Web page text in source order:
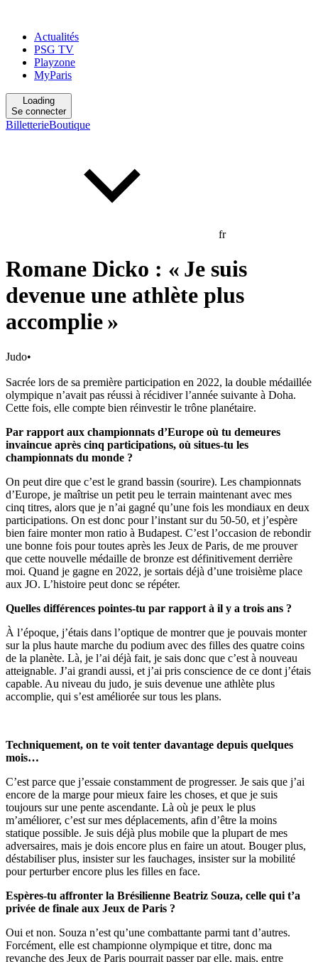
Actualités
PSG TV
Playzone
MyParis
Loading
Se connecter
BilletterieBoutique
fr
Romane Dicko : « Je suis
devenue une athlète plus
accomplie »
Judo•
Sacrée lors de sa première participation en 2022, la double médaillée
olympique n’avait pas réussi à récidiver l’année suivante à Doha.
Cette fois, elle compte bien réinvestir le trône planétaire.
Par rapport aux championnats d’Europe où tu demeures
invaincue après cinq participations, où situes-tu les
championnats du monde ?
On peut dire que c’est le grand bassin (sourire). Les championnats
d’Europe, je maîtrise un petit peu le terrain maintenant avec mes
cinq titres, alors que je n’ai gagné qu’une fois les mondiaux en deux
participations. On est donc pour l’instant sur du 50-50, et j’espère
bien faire monter mon ratio à Budapest. C’est l’occasion de rebondir
une bonne fois pour toutes après les Jeux de Paris, de me prouver
que cette nouvelle médaille de bronze est définitivement derrière
moi. Quand je gagne en 2022, je sortais déjà d’une troisième place
aux JO. L’histoire peut donc se répéter.
Quelles différences pointes-tu par rapport à il y a trois ans ?
À l’époque, j’étais dans l’optique de montrer que je pouvais monter
sur la plus haute marche du podium avec des filles des quatre coins
de la planète. Là, je l’ai déjà fait, je sais donc que c’est à nouveau
atteignable. J’ai grandi aussi, et j’ai pris conscience de ce dont j’étais
capable. Au niveau du judo, je suis devenue une athlète plus
accomplie, qui s’est améliorée sur tous les plans.
Techniquement, on te voit tenter davantage depuis quelques
mois…
C’est parce que j’essaie constamment de progresser. Je sais que j’ai
encore de la marge pour mieux faire les choses, et que je suis
toujours sur une pente ascendante. Là où je peux le plus
m’améliorer, c’est sur mes déplacements, afin d’être la moins
statique possible. Je suis déjà plus mobile que la plupart de mes
adversaires, mais je dois encore plus en faire un atout. Bouger plus,
déstabiliser plus, insister sur les fauchages, insister sur la mobilité
pour perturber encore plus les filles en face.
Espères-tu affronter la Brésilienne Beatriz Souza, celle qui t’a
privée de finale aux Jeux de Paris ?
Oui et non. Souza n’est qu’une combattante parmi tant d’autres.
Forcément, elle est championne olympique et titre, donc ma
revanche des Jeux de Paris pourrait passer par elle, mais, entre